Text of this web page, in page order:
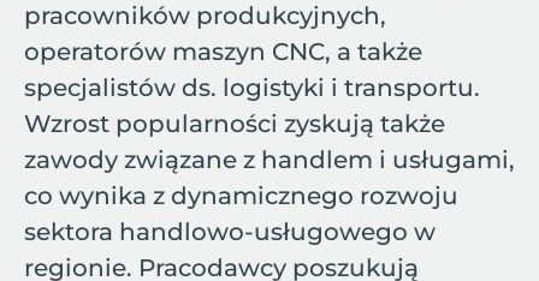
pracowników produkcyjnych,
operatorów maszyn CNC, a także
specjalistów ds. logistyki i transportu.
Wzrost popularności zyskują także
zawody związane z handlem i usługami,
co wynika z dynamicznego rozwoju
sektora handlowo-usługowego w
regionie. Pracodawcy poszukują